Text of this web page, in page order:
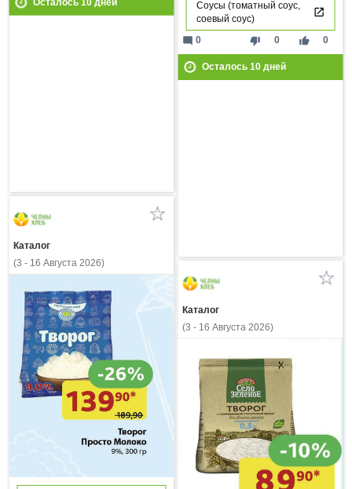
Осталось 10дней
Соусы (томатный соус,
соевый соус)
thumb_down 0 thumb_up 0
mode_comment 0
Осталось 10дней
Каталог
(3 - 16 Августа 2026)
Каталог
(3 - 16 Августа 2026)